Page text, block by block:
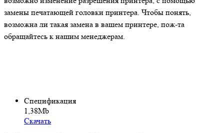
замены печатающей головки принтера. Чтобы понять,
возможна ли такая замена в вашем принтере, пож-та
обращайтесь к нашим менеджерам.
Спецификация
1,38Mb
Скачать